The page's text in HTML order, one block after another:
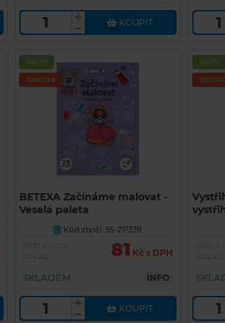
KOUPIT
Akční
Novinka
BETEXA Začínáme malovat -
Veselá paleta
U
Kód zboží: 55-27/339
81 Kč s DPH
SKLADEM INFO
KOUPIT
Akční